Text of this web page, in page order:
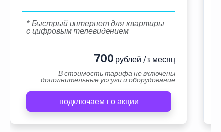
* Быстрый интернет для квартиры
с цифровым телевидением
700 рублей /в месяц
В стоимость тарифа не включены
дополнительные услуги и оборудование
подключаем по акции